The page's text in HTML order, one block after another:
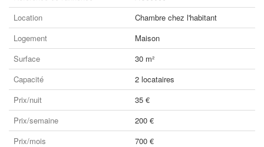
Location
Chambre chez l'habitant
Logement
Maison
Surface
30 m²
Capacité
2 locataires
Prix/nuit
35 €
Prix/semaine
200 €
Prix/mois
700 €